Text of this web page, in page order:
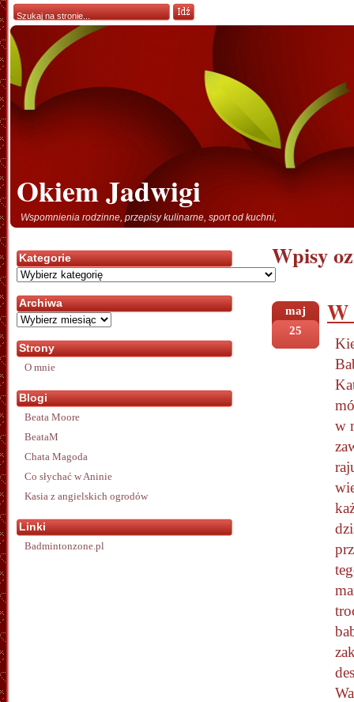
Okiem Jadwigi
Wspomnienia rodzinne, przepisy kulinarne, sport od kuchni,
Wpisy
maj
25
w
Kategorie
Kategorie
Archiwa
Archiwa
Strony
O mnie
Blogi
Beata Moore
BeataM
Chata Magoda
Co słychać w Aninie
Kasia z angielskich ogrodów
Linki
Badmintonzone.pl